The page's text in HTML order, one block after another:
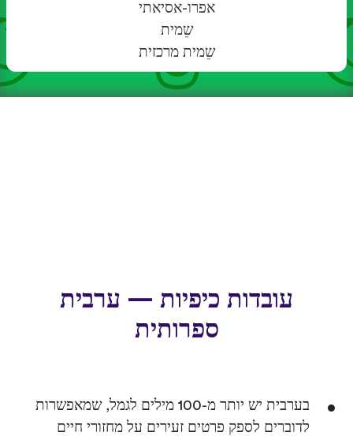
אפרו-אסיאתי
שֵמית
שֵמית מרכזית
עובדות כיפיות — ערבית
ספרותית
בערבית יש יותר מ-100 מילים לגמל, שמאפשרות
לדוברים לספק פרטים זעירים על מחזורי חיים